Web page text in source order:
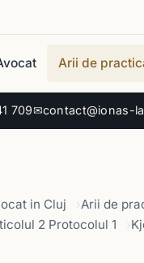
709✉contact@ionas-
Arii de
in Cluj Arii de
2 Protocolul 1